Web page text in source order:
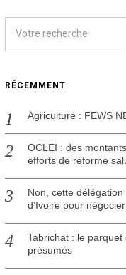
l
l
2
2
RÉCEMMENT
Agriculture : FEWS
OCLEI : des
efforts de réforme
Non, cette
d’Ivoire pour
Tabrichat : le
présumés